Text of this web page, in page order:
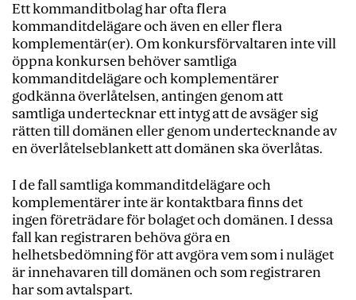
Ett kommanditbolag har ofta flera
kommanditdelägare och även en eller flera
komplementär(er). Om konkursförvaltaren inte vill
öppna konkursen behöver samtliga
kommanditdelägare och komplementärer
godkänna överlåtelsen, antingen genom att
samtliga undertecknar ett intyg att de avsäger sig
rätten till domänen eller genom undertecknande av
en överlåtelseblankett att domänen ska överlåtas.
I de fall samtliga kommanditdelägare och
komplementärer inte är kontaktbara finns det
ingen företrädare för bolaget och domänen. I dessa
fall kan registraren behöva göra en
helhetsbedömning för att avgöra vem som i nuläget
är innehavaren till domänen och som registraren
har som avtalspart.